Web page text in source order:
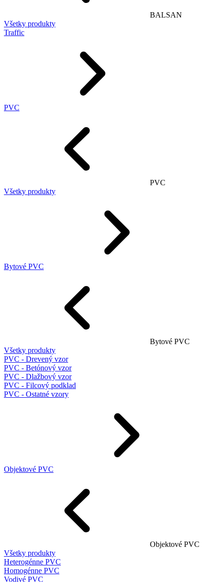
BALSAN
Všetky produkty
Traffic
PVC
PVC
Všetky produkty
Bytové PVC
Bytové PVC
Všetky produkty
PVC - Drevený vzor
PVC - Betónový vzor
PVC - Dlažbový vzor
PVC - Filcový podklad
PVC - Ostatné vzory
Objektové PVC
Objektové PVC
Všetky produkty
Heterogénne PVC
Homogénne PVC
Vodivé PVC